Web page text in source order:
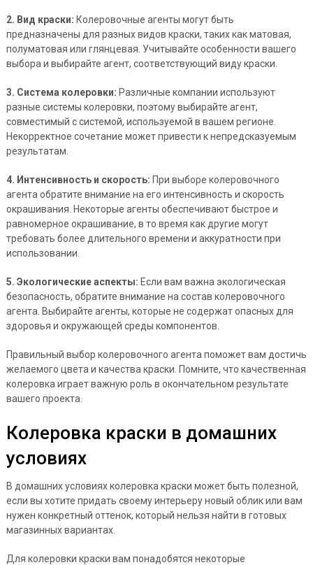
2. Вид краски: Колеровочные агенты могут быть
предназначены для разных видов краски, таких как матовая,
полуматовая или глянцевая. Учитывайте особенности вашего
выбора и выбирайте агент, соответствующий виду краски.
3. Система колеровки: Различные компании используют
разные системы колеровки, поэтому выбирайте агент,
совместимый с системой, используемой в вашем регионе.
Некорректное сочетание может привести к непредсказуемым
результатам.
4. Интенсивность и скорость: При выборе колеровочного
агента обратите внимание на его интенсивность и скорость
окрашивания. Некоторые агенты обеспечивают быстрое и
равномерное окрашивание, в то время как другие могут
требовать более длительного времени и аккуратности при
использовании.
5. Экологические аспекты: Если вам важна экологическая
безопасность, обратите внимание на состав колеровочного
агента. Выбирайте агенты, которые не содержат опасных для
здоровья и окружающей среды компонентов.
Правильный выбор колеровочного агента поможет вам достичь
желаемого цвета и качества краски. Помните, что качественная
колеровка играет важную роль в окончательном результате
вашего проекта.
Колеровка краски в домашних
условиях
В домашних условиях колеровка краски может быть полезной,
если вы хотите придать своему интерьеру новый облик или вам
нужен конкретный оттенок, который нельзя найти в готовых
магазинных вариантах.
Для колеровки краски вам понадобятся некоторые